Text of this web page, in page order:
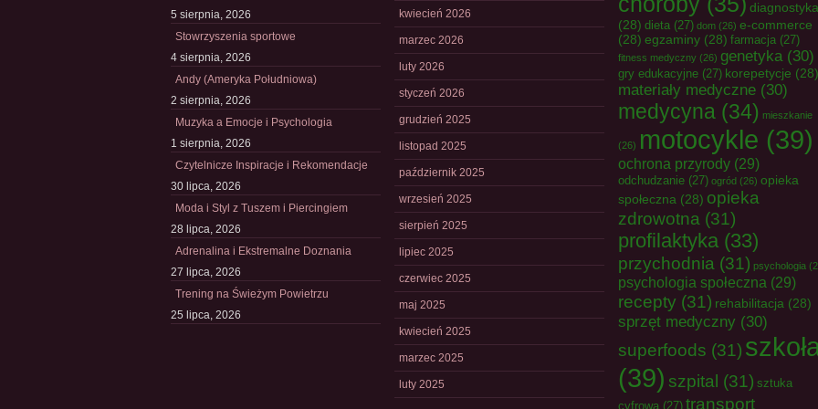
5 sierpnia, 2026
Stowrzyszenia sportowe
4 sierpnia, 2026
Andy (Ameryka Południowa)
2 sierpnia, 2026
Muzyka a Emocje i Psychologia
1 sierpnia, 2026
Czytelnicze Inspiracje i Rekomendacje
30 lipca, 2026
Moda i Styl z Tuszem i Piercingiem
28 lipca, 2026
Adrenalina i Ekstremalne Doznania
27 lipca, 2026
Trening na Świeżym Powietrzu
25 lipca, 2026
kwiecień 2026
marzec 2026
luty 2026
styczeń 2026
grudzień 2025
listopad 2025
październik 2025
wrzesień 2025
sierpień 2025
lipiec 2025
czerwiec 2025
maj 2025
kwiecień 2025
marzec 2025
luty 2025
diagnostyka
(28) dieta (27) dom (26) e-commerce
(28) egzaminy (28) farmacja (27)
fitness medyczny (26) genetyka(30)
gry edukacyjne (27) korepetycje (28)
materiały medyczne (30)
medycyna (34) mieszkanie
(26) motocykle (39)
ochrona przyrody (29)
odchudzanie (27) ogród (26) opieka
społeczna (28) opieka
zdrowotna (31)
profilaktyka (33)
przychodnia (31) psychologia
psychologia społeczna (29)
recepty (31) rehabilitacja (28)
sprzęt medyczny (30)
superfoods (31)
(39) szpital (31) sztuka
cyfrowa (27) transport